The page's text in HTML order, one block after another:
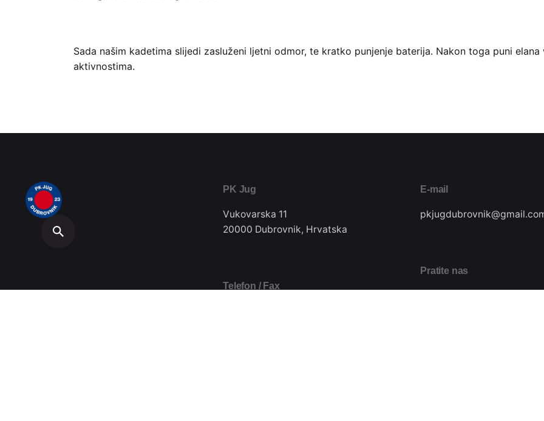
Sada našim kadetima slijedi zasluženi ljetni odmor, te kratko punjenje baterija. Nakon toga puni
aktivnostima.
PK Jug
Vukovarska 11
20000 Dubrovnik, Hrvatska
Telefon / Fax
E-mail
Pratite nas